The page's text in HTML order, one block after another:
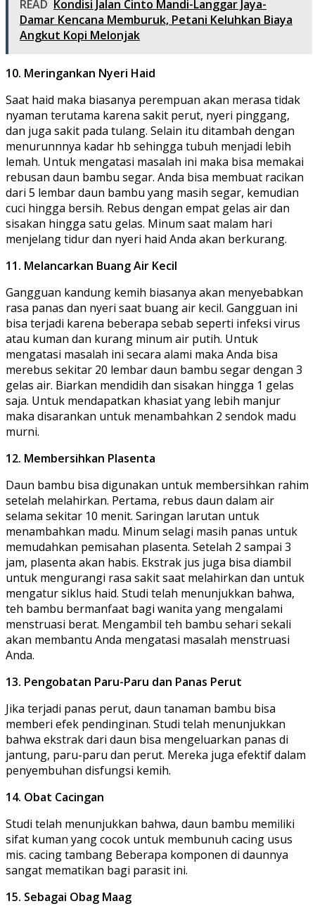
READ Kondisi Jalan Cinto Mandi-Langgar Jaya-
Damar Kencana Memburuk, Petani Keluhkan Biaya
Angkut Kopi Melonjak
10. Meringankan Nyeri Haid
Saat haid maka biasanya perempuan akan merasa tidak
nyaman terutama karena sakit perut, nyeri pinggang,
dan juga sakit pada tulang. Selain itu ditambah dengan
menurunnnya kadar hb sehingga tubuh menjadi lebih
lemah. Untuk mengatasi masalah ini maka bisa memakai
rebusan daun bambu segar. Anda bisa membuat racikan
dari 5 lembar daun bambu yang masih segar, kemudian
cuci hingga bersih. Rebus dengan empat gelas air dan
sisakan hingga satu gelas. Minum saat malam hari
menjelang tidur dan nyeri haid Anda akan berkurang.
11. Melancarkan Buang Air Kecil
Gangguan kandung kemih biasanya akan menyebabkan
rasa panas dan nyeri saat buang air kecil. Gangguan ini
bisa terjadi karena beberapa sebab seperti infeksi virus
atau kuman dan kurang minum air putih. Untuk
mengatasi masalah ini secara alami maka Anda bisa
merebus sekitar 20 lembar daun bambu segar dengan 3
gelas air. Biarkan mendidih dan sisakan hingga 1 gelas
saja. Untuk mendapatkan khasiat yang lebih manjur
maka disarankan untuk menambahkan 2 sendok madu
murni.
12. Membersihkan Plasenta
Daun bambu bisa digunakan untuk membersihkan rahim
setelah melahirkan. Pertama, rebus daun dalam air
selama sekitar 10 menit. Saringan larutan untuk
menambahkan madu. Minum selagi masih panas untuk
memudahkan pemisahan plasenta. Setelah 2 sampai 3
jam, plasenta akan habis. Ekstrak jus juga bisa diambil
untuk mengurangi rasa sakit saat melahirkan dan untuk
mengatur siklus haid. Studi telah menunjukkan bahwa,
teh bambu bermanfaat bagi wanita yang mengalami
menstruasi berat. Mengambil teh bambu sehari sekali
akan membantu Anda mengatasi masalah menstruasi
Anda.
13. Pengobatan Paru-Paru dan Panas Perut
Jika terjadi panas perut, daun tanaman bambu bisa
memberi efek pendinginan. Studi telah menunjukkan
bahwa ekstrak dari daun bisa mengeluarkan panas di
jantung, paru-paru dan perut. Mereka juga efektif dalam
penyembuhan disfungsi kemih.
14. Obat Cacingan
Studi telah menunjukkan bahwa, daun bambu memiliki
sifat kuman yang cocok untuk membunuh cacing usus
mis. cacing tambang Beberapa komponen di daunnya
sangat mematikan bagi parasit ini.
15. Sebagai Obag Maag